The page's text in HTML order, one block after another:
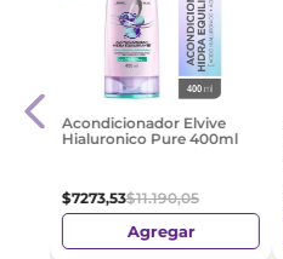
Acondicionador Elvive
Hialuronico Pure 400ml
$7273,53$11.190,05
Agregar